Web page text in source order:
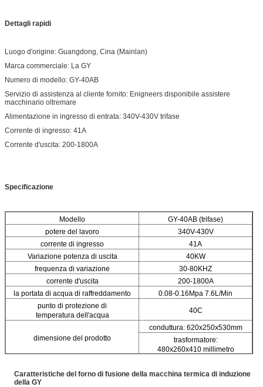
Dettagli rapidi
Luogo d'origine: Guangdong, Cina (Mainlan)
Marca commerciale: La GY
Numero di modello: GY-40AB
Servizio di assistenza al cliente fornito: Enigneers disponibile assistere
macchinario oltremare
Alimentazione in ingresso di entrata: 340V-430V trifase
Corrente di ingresso: 41A
Corrente d'uscita: 200-1800A
Specificazione
Modello
GY-40AB (trifase)
potere del lavoro
340V-430V
corrente di ingresso
41A
Variazione potenza di uscita
40KW
frequenza di variazione
30-80KHZ
corrente d'uscita
200-1800A
la portata di acqua di raffreddamento
0.08-0.16Mpa 7.6L/Min
punto di protezione di
temperatura dell'acqua
40C
dimensione del prodotto
conduttura: 620x250x530mm
trasformatore:
480x260x410 millimetro
trasformatore: 31.5kg
Caratteristiche del forno di fusione della macchina termica di induzione
della GY